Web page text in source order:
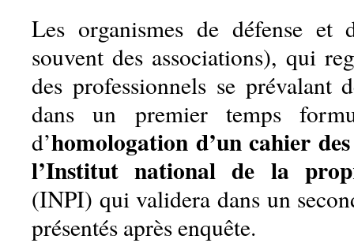
Les organismes de défense et
souvent des associations), qui
des professionnels se prévalant
dans un premier temps
d’homologation d’un cahier
l’Institut national de la
(INPI) qui validera dans un
présentés après enquête.